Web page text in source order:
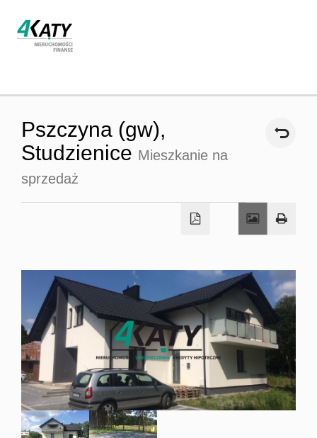
Strona
Zgłoś
Pszczyna (gw),
Studzienice Mieszkanie na
sprzedaż